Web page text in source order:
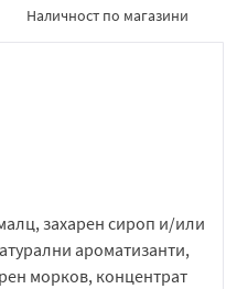
Наличност по магазини
захарен сироп и/или
ароматизанти,
морков, концентрат